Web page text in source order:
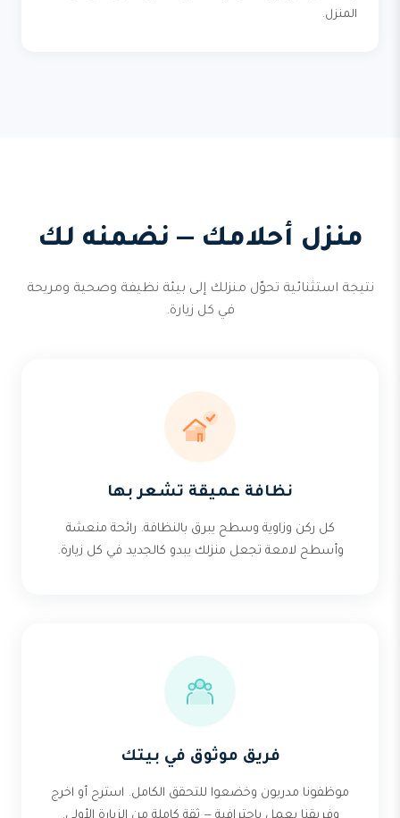
المنزل.
منزل أحلامك — نضمنه لك
نتيجة استثنائية تحوّل منزلك إلى بيئة نظيفة وصحية ومريحة
في كل زيارة.
نظافة عميقة تشعر بها
كل ركن وزاوية وسطح يبرق بالنظافة. رائحة منعشة
وأسطح لامعة تجعل منزلك يبدو كالجديد في كل زيارة.
فريق موثوق في بيتك
موظفونا مدربون وخضعوا للتحقق الكامل. استرح أو اخرج